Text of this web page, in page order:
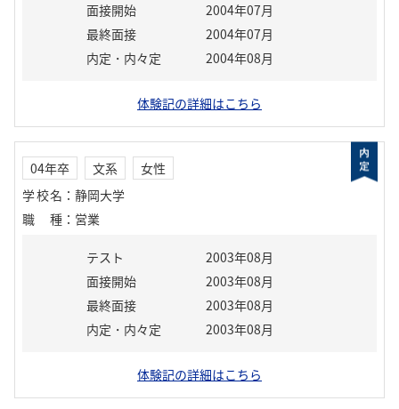
面接開始
2004年07月
最終面接
2004年07月
内定・内々定
2004年08月
体験記の詳細はこちら
04年卒 文系
女性
学校名 ： 静岡大学
職種 ： 営業
テスト
2003年08月
面接開始
2003年08月
最終面接
2003年08月
内定・内々定
2003年08月
体験記の詳細はこちら